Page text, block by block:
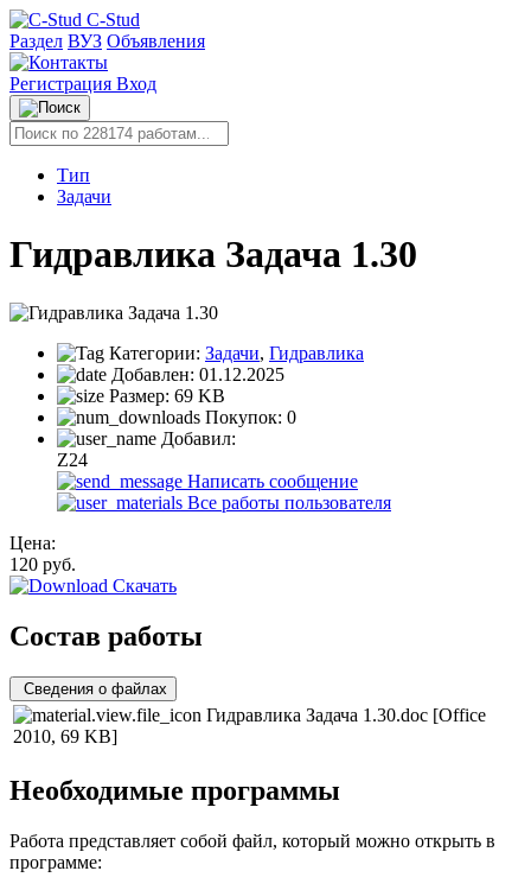
C-Stud
Раздел ВУЗ Объявления
Регистрация Вход
Тип
Задачи
Гидравлика Задача 1.30
Категории: Задачи, Гидравлика
Добавлен: 01.12.2025
Размер: 69 KB
Покупок: 0
Добавил:
Z24
Написать сообщение
Все работы пользователя
Цена:
120 руб.
Скачать
Состав работы
Сведения о файлах
Гидравлика Задача 1.30.doc [Office
2010, 69 KB]
Необходимые программы
Работа представляет собой файл, который можно открыть в
программе: